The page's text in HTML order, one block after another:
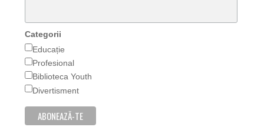
Categorii
Educație
Profesional
Biblioteca Youth
Divertisment